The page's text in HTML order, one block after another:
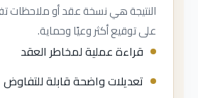
النتيجة هي نسخة عقد أو
على توقيع أكثر وعيًا وحماية.
قراءة عملية لمخاطر العقد
تعديلات واضحة قابلة للتفاوض